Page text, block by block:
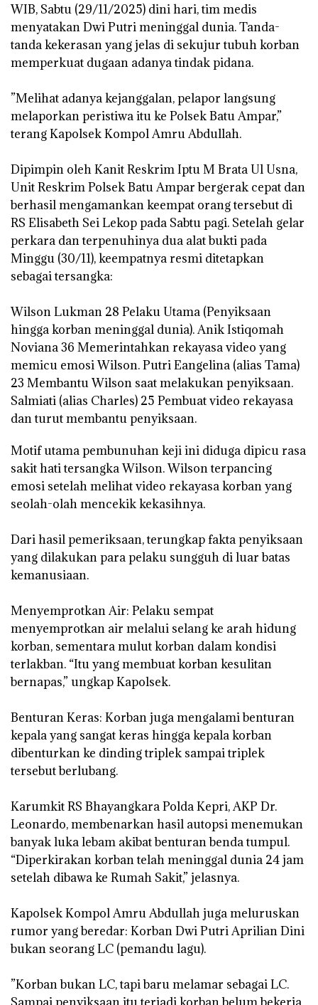
WIB, Sabtu (29/11/2025) dini hari, tim medis
menyatakan Dwi Putri meninggal dunia. Tanda-
tanda kekerasan yang jelas di sekujur tubuh korban
memperkuat dugaan adanya tindak pidana.
‎”Melihat adanya kejanggalan, pelapor langsung
melaporkan peristiwa itu ke Polsek Batu Ampar,”
terang Kapolsek Kompol Amru Abdullah.
‎Dipimpin oleh Kanit Reskrim Iptu M Brata Ul Usna,
Unit Reskrim Polsek Batu Ampar bergerak cepat dan
berhasil mengamankan keempat orang tersebut di
RS Elisabeth Sei Lekop pada Sabtu pagi. Setelah gelar
perkara dan terpenuhinya dua alat bukti pada
Minggu (30/11), keempatnya resmi ditetapkan
sebagai tersangka:
‎Wilson Lukman 28 Pelaku Utama (Penyiksaan
hingga korban meninggal dunia). ‎Anik Istiqomah
Noviana 36 Memerintahkan rekayasa video yang
memicu emosi Wilson. ‎Putri Eangelina (alias Tama)
23 Membantu Wilson saat melakukan penyiksaan.
‎Salmiati (alias Charles) 25 Pembuat video rekayasa
dan turut membantu penyiksaan.
‎Motif utama pembunuhan keji ini diduga dipicu rasa
sakit hati tersangka Wilson. Wilson terpancing
emosi setelah melihat video rekayasa korban yang
seolah-olah mencekik kekasihnya.
‎Dari hasil pemeriksaan, terungkap fakta penyiksaan
yang dilakukan para pelaku sungguh di luar batas
kemanusiaan.
‎Menyemprotkan Air: Pelaku sempat
menyemprotkan air melalui selang ke arah hidung
korban, sementara mulut korban dalam kondisi
terlakban. “Itu yang membuat korban kesulitan
bernapas,” ungkap Kapolsek.
‎Benturan Keras: Korban juga mengalami benturan
kepala yang sangat keras hingga kepala korban
dibenturkan ke dinding triplek sampai triplek
tersebut berlubang.
‎Karumkit RS Bhayangkara Polda Kepri, AKP Dr.
Leonardo, membenarkan hasil autopsi menemukan
banyak luka lebam akibat benturan benda tumpul.
“Diperkirakan korban telah meninggal dunia 24 jam
setelah dibawa ke Rumah Sakit,” jelasnya.
‎Kapolsek Kompol Amru Abdullah juga meluruskan
rumor yang beredar: Korban Dwi Putri Aprilian Dini
bukan seorang LC (pemandu lagu).
‎”Korban bukan LC, tapi baru melamar sebagai LC.